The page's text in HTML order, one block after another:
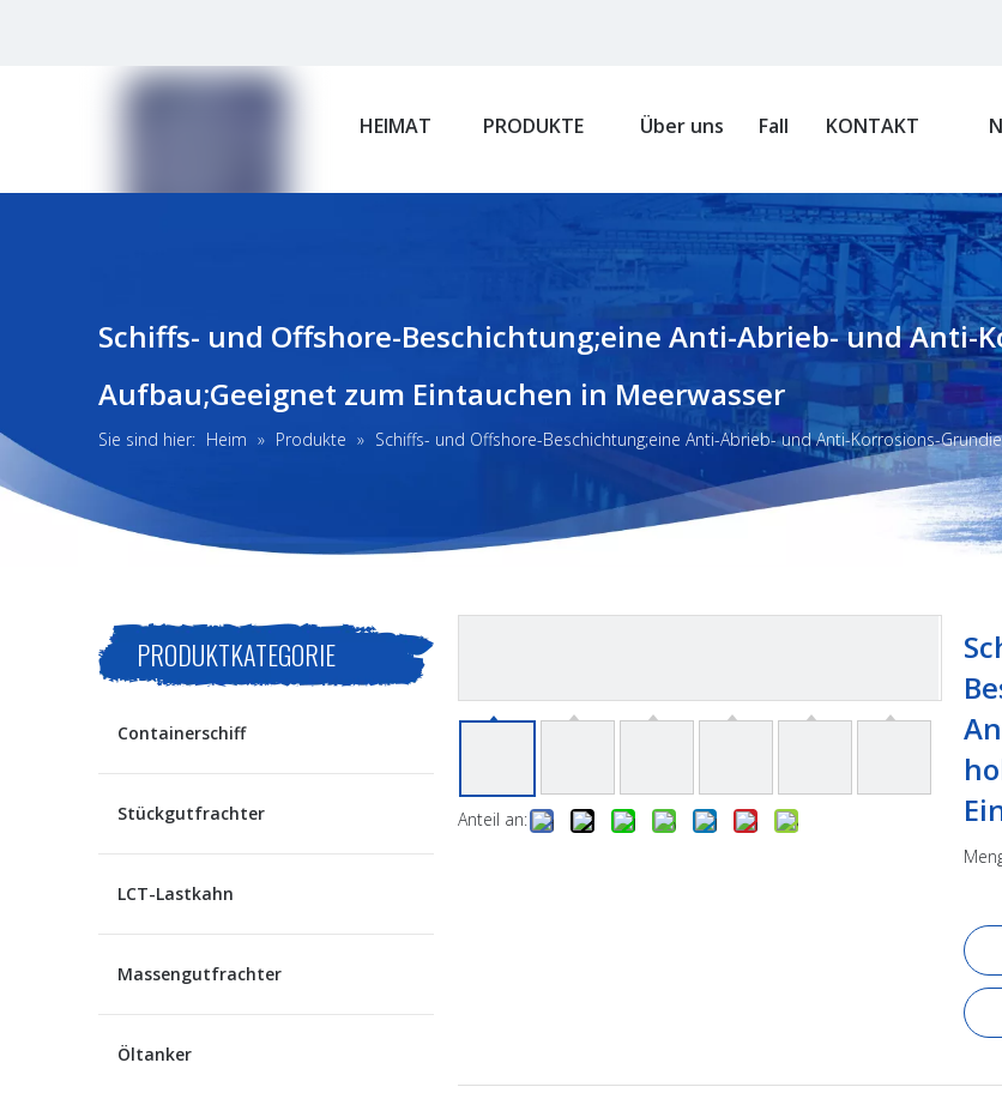
HEIMAT PRODUKTE Über uns Fall KONTAKT
Schiffs- und Offshore-Beschichtung;eine Anti-Abrieb- und Anti-
Aufbau;Geeignet zum Eintauchen in Meerwasser
Sie sind hier: Heim » Produkte » Schiffs- und Offshore-Beschichtung;eine Anti-Abrieb- und Anti-Korrosions-
PRODUKTKATEGORIE
Containerschiff
Stückgutfrachter
LCT-Lastkahn
Massengutfrachter
Öltanker
Anteil an: